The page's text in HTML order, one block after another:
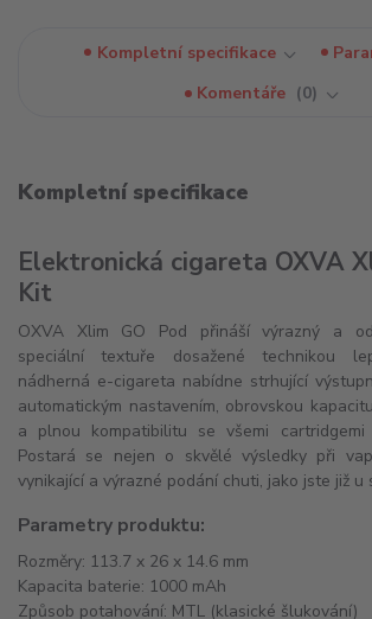
Kompletní specifikace
Komentáře
0
Kompletní specifikace
Elektronická cigareta OXVA
Kit
OXVA Xlim GO Pod přináší výrazný a
speciální textuře dosažené technikou
nádherná e-cigareta nabídne strhující
automatickým nastavením, obrovskou
a plnou kompatibilitu se všemi
Postará se nejen o skvělé výsledky při
vynikající a výrazné podání chuti, jako jste již u
Parametry produktu:
Rozměry: 113.7 x 26 x 14.6 mm
Kapacita baterie: 1000 mAh
Způsob potahování: MTL (klasické šlukování)